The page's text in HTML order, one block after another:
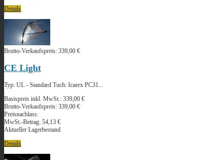
Details
Brutto-Verkaufspreis: 339,00 €
CE Light
Typ: UL - Standard Tuch: Icarex PC31...
Basispreis inkl. MwSt.: 339,00 €
Brutto-Verkaufspreis: 339,00 €
Preisnachlass:
MwSt.-Betrag: 54,13 €
Aktueller Lagerbestand
Details